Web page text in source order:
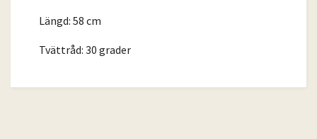
Längd: 58 cm
Tvättråd: 30 grader